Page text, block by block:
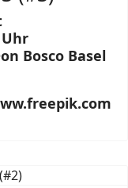
Uhr
Bosco Basel